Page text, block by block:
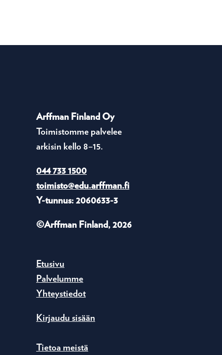
Arffman Finland Oy
Toimistomme palvelee
arkisin kello 8–15.
044 733 1500
toimisto@edu.arffman.fi
Y-tunnus: 2060633-3
©Arffman Finland, 2026
Etusivu
Palvelumme
Yhteystiedot
Kirjaudu sisään
Tietoa meistä